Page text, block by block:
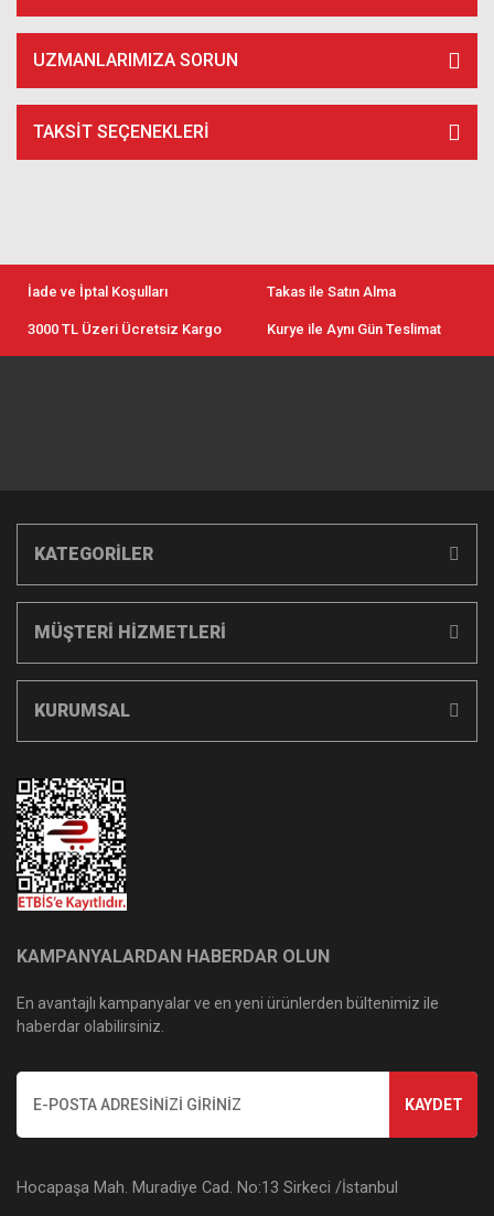
UZMANLARIMIZA SORUN
TAKSIT SEÇENEKLERI
İade ve İptal Koşulları Takas ile Satın Alma
3000 TL Üzeri Ücretsiz Kargo Kurye ile Aynı Gün Teslimat
KATEGORİLER
MÜŞTERİ HİZMETLERİ
KURUMSAL
KAMPANYALARDAN HABERDAR OLUN
En avantajlı kampanyalar ve en yeni ürünlerden bültenimiz ile
haberdar olabilirsiniz.
KAYDET
Hocapaşa Mah. Muradiye Cad. No:13 Sirkeci /İstanbul